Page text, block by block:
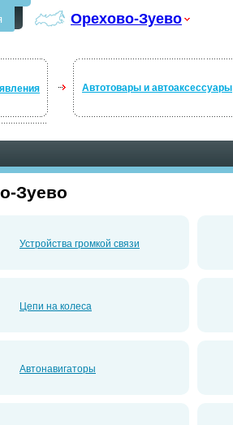
Орехово-Зуево
Автотовары и автоаксессуары
Зуево
Устройства громкой связи
Цепи на колеса
Автонавигаторы